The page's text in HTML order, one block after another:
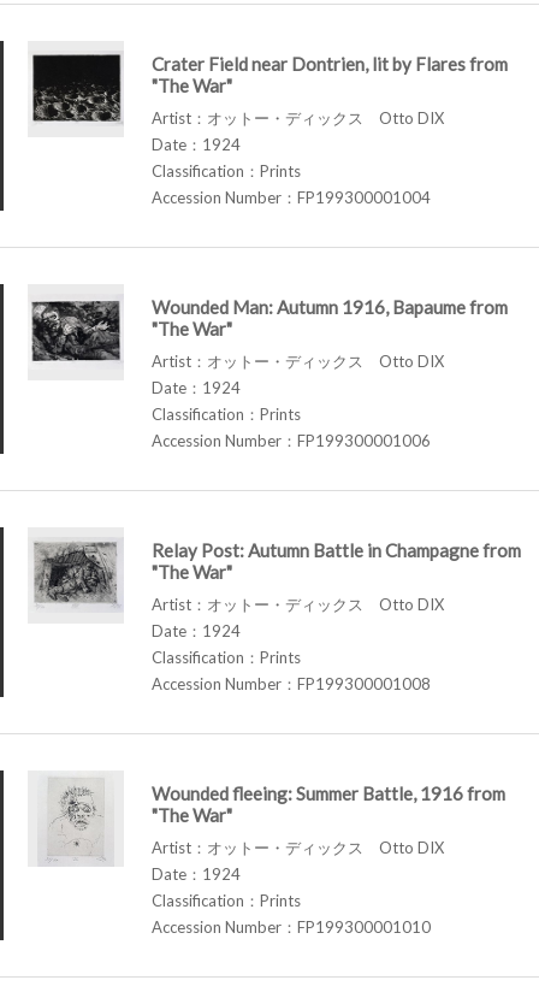
Crater Field near Dontrien, lit by Flares from
"The War"
Artist：オットー・ディックス Otto DIX
Date：1924
Classification：Prints
Accession Number：FP199300001004
Wounded Man: Autumn 1916, Bapaume from
"The War"
Artist：オットー・ディックス Otto DIX
Date：1924
Classification：Prints
Accession Number：FP199300001006
Relay Post: Autumn Battle in Champagne from
"The War"
Artist：オットー・ディックス Otto DIX
Date：1924
Classification：Prints
Accession Number：FP199300001008
Wounded fleeing: Summer Battle, 1916 from
"The War"
Artist：オットー・ディックス Otto DIX
Date：1924
Classification：Prints
Accession Number：FP199300001010